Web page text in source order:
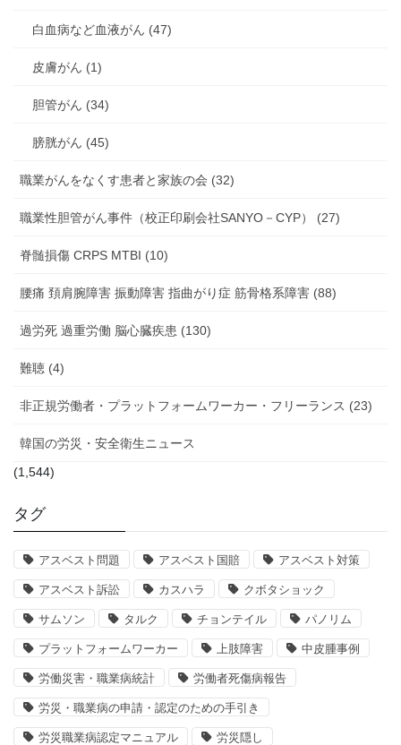
白血病など血液がん (47)
皮膚がん (1)
胆管がん (34)
膀胱がん (45)
職業がんをなくす患者と家族の会 (32)
職業性胆管がん事件（校正印刷会社SANYO－CYP） (27)
脊髄損傷 CRPS MTBI (10)
腰痛 頚肩腕障害 振動障害 指曲がり症 筋骨格系障害 (88)
過労死 過重労働 脳心臓疾患 (130)
難聴 (4)
非正規労働者・プラットフォームワーカー・フリーランス (23)
韓国の労災・安全衛生ニュース
(1,544)
タグ
アスベスト問題 アスベスト国賠 アスベスト対策
アスベスト訴訟 カスハラ クボタショック
サムソン タルク チョンテイル パノリム
プラットフォームワーカー 上肢障害 中皮腫事例
労働災害・職業病統計 労働者死傷病報告
労災・職業病の申請・認定のための手引き
労災職業病認定マニュアル 労災隠し